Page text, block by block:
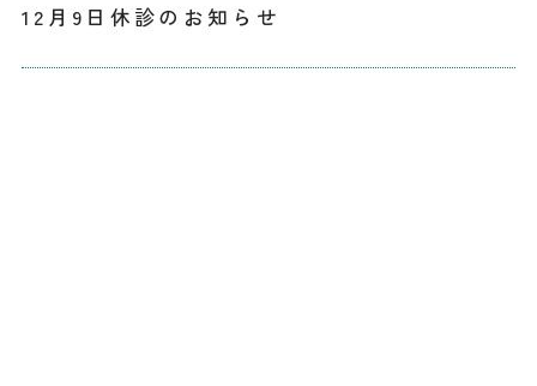
12月9日休診のお知らせ